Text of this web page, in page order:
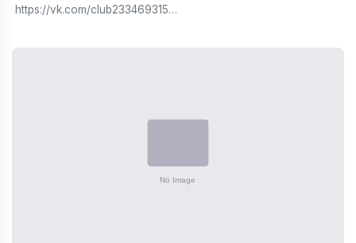
https://vk.com/club233469315…